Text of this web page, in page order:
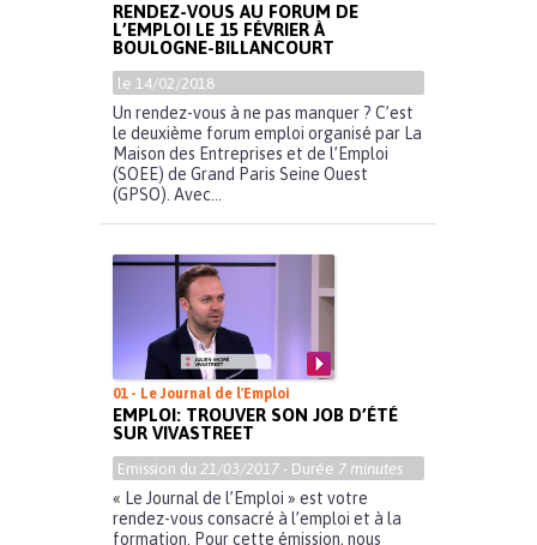
RENDEZ-VOUS AU FORUM DE
L’EMPLOI LE 15 FÉVRIER À
BOULOGNE-BILLANCOURT
le 14/02/2018
Un rendez-vous à ne pas manquer ? C’est
le deuxième forum emploi organisé par La
Maison des Entreprises et de l’Emploi
(SOEE) de Grand Paris Seine Ouest
(GPSO). Avec...
01 - Le Journal de l'Emploi
EMPLOI: TROUVER SON JOB D’ÉTÉ
SUR VIVASTREET
Emission du 21/03/2017 - Durée 7 minutes
« Le Journal de l’Emploi » est votre
rendez-vous consacré à l’emploi et à la
formation. Pour cette émission, nous